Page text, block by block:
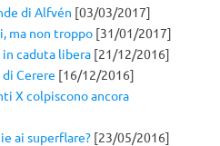
di Alfvén [03/03/2017]
ma non troppo [31/01/2017]
caduta libera [21/12/2016]
Cerere [16/12/2016]
X colpiscono ancora
ai superflare? [23/05/2016]